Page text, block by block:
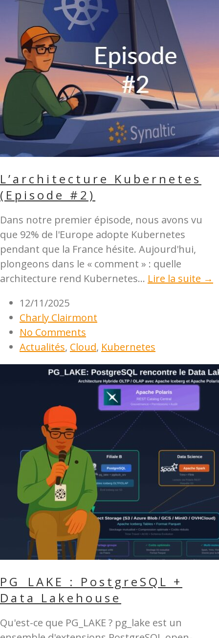
L’architecture Kubernetes
(Episode #2)
Dans notre premier épisode, nous avons vu
que 92% de l'Europe adopte Kubernetes
pendant que la France hésite. Aujourd'hui,
plongeons dans le « comment » : quelle
architecture rend Kubernetes... Lire la suite →
12/11/2025
Charly Clairmont
No Comments
Actualités, Cloud, Kubernetes
PG_LAKE : PostgreSQL +
Data Lakehouse
Qu'est-ce que PG_LAKE ? pg_lake est un